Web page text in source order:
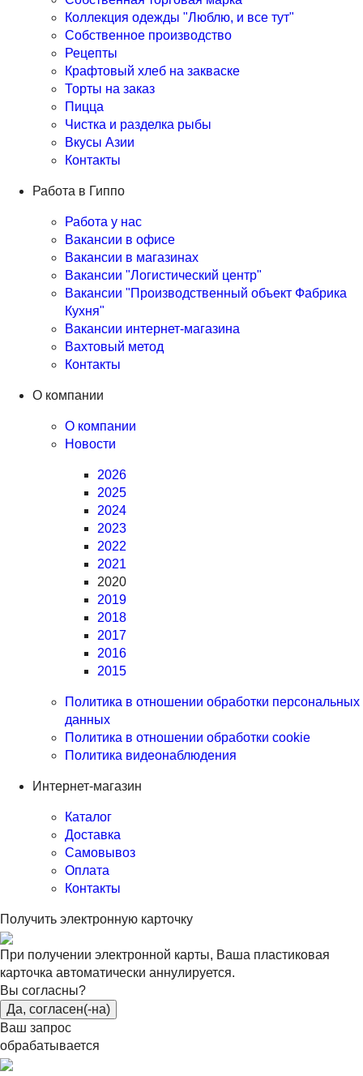
Коллекция одежды "Люблю, и все тут"
Собственное производство
Рецепты
Крафтовый хлеб на закваске
Торты на заказ
Пицца
Чистка и разделка рыбы
Вкусы Азии
Контакты
Работа в Гиппо
Работа у нас
Вакансии в офисе
Вакансии в магазинах
Вакансии "Логистический центр"
Вакансии "Производственный объект Фабрика
Кухня"
Вакансии интернет-магазина
Вахтовый метод
Контакты
О компании
О компании
Новости
2026
2025
2024
2023
2022
2021
2020
2019
2018
2017
2016
2015
Политика в отношении обработки персональных
данных
Политика в отношении обработки cookie
Политика видеонаблюдения
Интернет-магазин
Каталог
Доставка
Самовывоз
Оплата
Контакты
Получить электронную карточку
При получении электронной карты, Ваша пластиковая
карточка автоматически аннулируется.
Вы согласны?
Да, согласен(-на)
Ваш запрос
обрабатывается